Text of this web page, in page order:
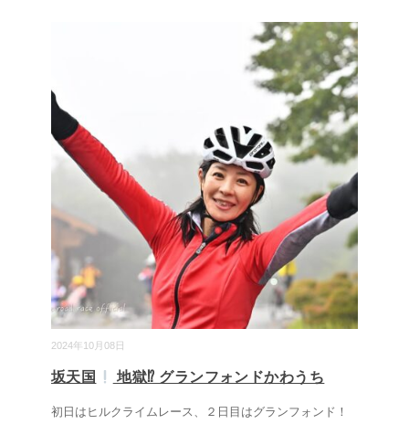
2024年10月08日
坂天国 地獄⁉ グランフォンドかわうち
初日はヒルクライムレース、２日目はグランフォンド！